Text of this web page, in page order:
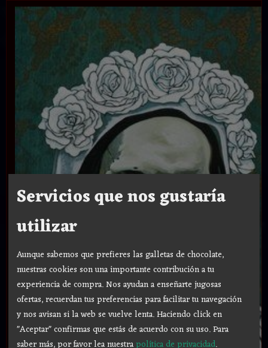
Servicios que nos gustaría
utilizar
Aunque sabemos que prefieres las galletas de chocolate,
nuestras cookies son una importante contribución a tu
experiencia de compra. Nos ayudan a enseñarte jugosas
ofertas, recuerdan tus preferencias para facilitar tu navegación
y nos avisan si la web se vuelve lenta. Haciendo click en
"Aceptar" confirmas que estás de acuerdo con su uso.Para
saber más, por favor lea nuestrapolítica de privacidad.